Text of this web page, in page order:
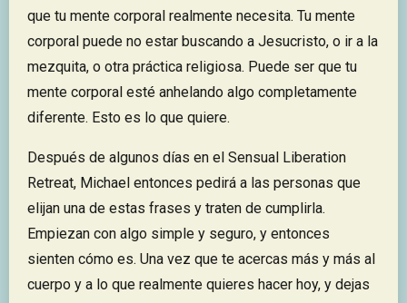
que tu mente corporal realmente necesita. Tu mente
corporal puede no estar buscando a Jesucristo, o ir a la
mezquita, o otra práctica religiosa. Puede ser que tu
mente corporal esté anhelando algo completamente
diferente. Esto es lo que quiere.
Después de algunos días en el Sensual Liberation
Retreat, Michael entonces pedirá a las personas que
elijan una de estas frases y traten de cumplirla.
Empiezan con algo simple y seguro, y entonces
sienten cómo es. Una vez que te acercas más y más al
cuerpo y a lo que realmente quieres hacer hoy, y dejas